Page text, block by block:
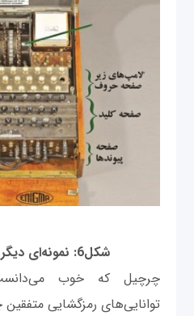
شكل6: نمونه‌ای دیگر از دستگاه انیگما
چرچیل که خوب
توانایی‌های رمزگشایی